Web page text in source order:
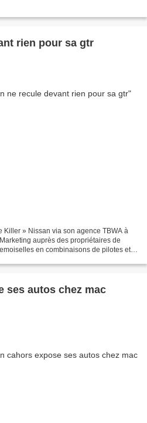
rien pour sa gtr
Killer » Nissan via son agence TBWA à
auprès des propriétaires de
en combinaisons de pilotes et à
ses autos chez mac